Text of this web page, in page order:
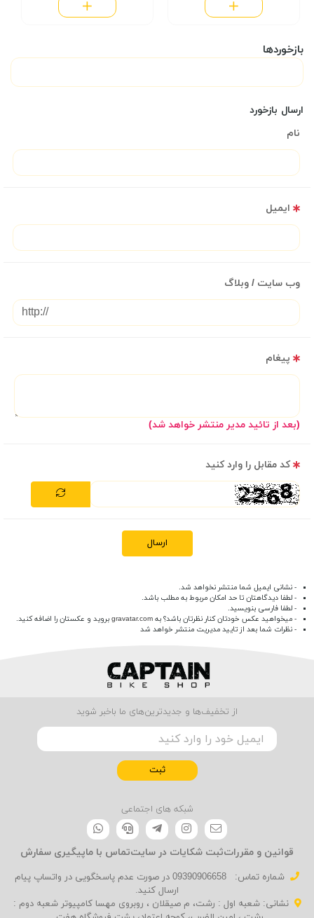
بازخوردها
ارسال بازخورد
نام
ایمیل
وب سایت / وبلاگ
پیغام
(بعد از تائید مدیر منتشر خواهد شد)
کد مقابل را وارد کنید
ارسال
- نشانی ایمیل شما منتشر نخواهد شد.
- لطفا دیدگاهتان تا حد امکان مربوط به مطلب باشد.
- لطفا فارسی بنویسید.
- میخواهید عکس خودتان کنار نظرتان باشد؟ به gravatar.com بروید و عکستان را اضافه کنید.
- نظرات شما بعد از تایید مدیریت منتشر خواهد شد
از تخفیف‌ها و جدیدترین‌های ما باخبر شوید
ثبت
شبکه های اجتماعی
قوانین و مقرراتثبت شکایات در سایتتماس با ماپیگیری سفارش
شماره تماس‌:
09390906658 در صورت عدم پاسخگویی در واتساپ پیام
ارسال کنید.
نشانی: شعبه اول : رشت، م صیقلان ، روبروی مهسا کامپیوتر شعبه دوم :